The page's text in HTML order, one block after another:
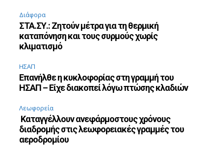
Διάφορα
ΣΤΑ.ΣΥ.: Ζητούν μέτρα για τη θερμική
καταπόνηση και τους συρμούς χωρίς
κλιματισμό
ΗΣΑΠ
Επανήλθε η κυκλοφορίας στη γραμμή του
ΗΣΑΠ – Είχε διακοπεί λόγω πτώσης κλαδιών
Λεωφορεία
Καταγγέλλουν ανεφάρμοστους χρόνους
διαδρομής στις λεωφορειακές γραμμές του
αεροδρομίου